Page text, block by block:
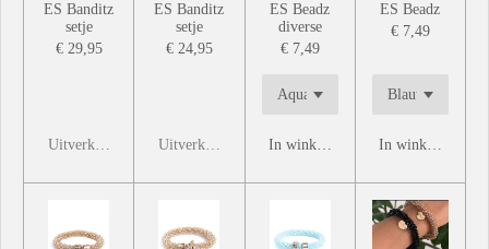
ES Banditz
setje
€ 29,95
Uitverkocht
ES Banditz
setje
€ 24,95
Uitverkocht
ES Beadz
diverse
€ 7,49
In winkelwagen
ES Beadz
€ 7,49
In winkelwagen